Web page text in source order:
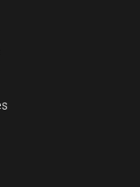
ARTEMIS LETO,